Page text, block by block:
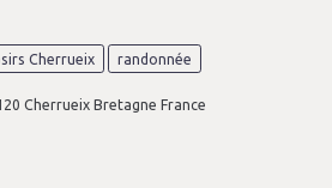
Cherrueix randonnée
Cherrueix Bretagne France